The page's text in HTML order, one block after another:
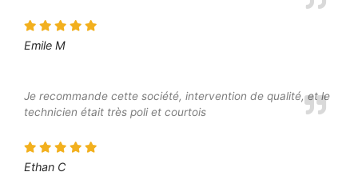
Emile M
Je recommande cette société, intervention de qualité, et le
technicien était très poli et courtois
Ethan C